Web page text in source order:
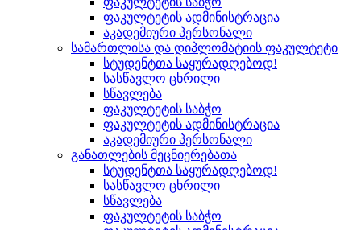
ფაკულტეტის ადმინისტრაცია
აკადემიური პერსონალი
სამართლისა და დიპლომატიის ფაკულტეტი
სტუდენტთა საყურადღებოდ!
სასწავლო ცხრილი
სწავლება
ფაკულტეტის საბჭო
ფაკულტეტის ადმინისტრაცია
აკადემიური პერსონალი
განათლების მეცნიერებათა
სტუდენტთა საყურადღებოდ!
სასწავლო ცხრილი
სწავლება
ფაკულტეტის საბჭო